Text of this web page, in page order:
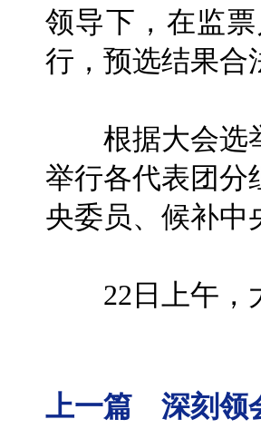
领导下，在监
行，预选结果合
根据大会选举
举行各代表团分
央委员、候补中
22日上午，
上一篇 深刻领